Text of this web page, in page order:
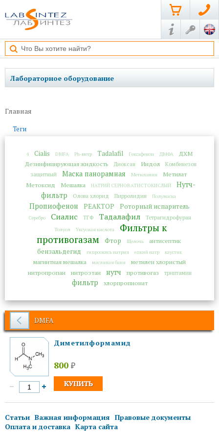
Лабораторное оборудование
Главная
Теги
4 Cialis DMFA Ph-метр Tadalafil Гексафенон ДМФА
ДХМ
Дезинфицирующая жидкость
Диоксан Индол
Комбинезон
защитный
Маска панорамная Метиламин
Метилат
Метоксид
Мешалка НАТРИЙ СЕРНОВАТИСТОКИСЛЫЙ
Нутч-
фильтр
Олова хлорид Пирролидин Полумаска
Пропиофенон РЕАКТОР Роторный испаритель
Серебро Сиалис ТГФ Тадалафил Тетрагидрофуран
Толуол Уксусная кислота
Фильтры к
противогазам
Фтор Щелочь антисептик
бензальдегид гидроокись натрия едкий натр каустик
магнитная мешалка масляная баня
метилен хлористый
нитропропан
нитроэтан нутч противогаз триптамин
фильтр хлорпропионат
DMFA
Диметилформамид
800 ₽
Статьи Важная информация Правовые документы
Оплата и доставка Карта сайта